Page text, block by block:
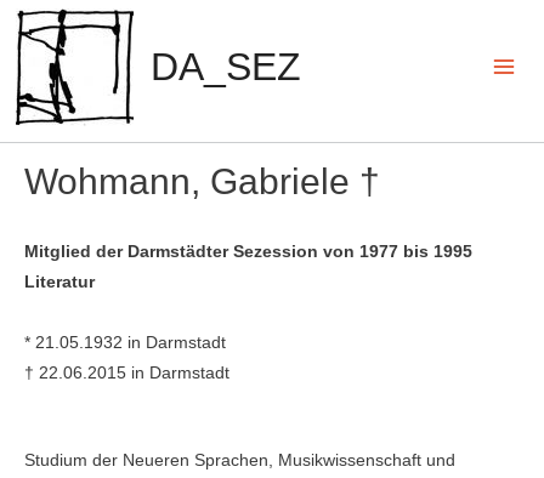
Zum
Inhalt
springen
DA_SEZ
Wohmann, Gabriele †
Mitglied der Darmstädter Sezession von 1977 bis 1995
Literatur
* 21.05.1932 in Darmstadt
† 22.06.2015 in Darmstadt
Studium der Neueren Sprachen, Mu­sikwissenschaft und